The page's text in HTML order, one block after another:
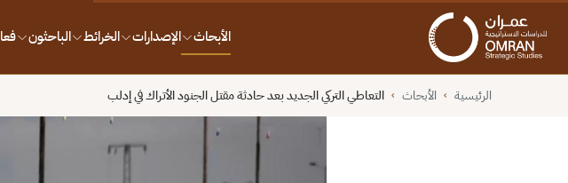
الأبحاث الإصدارات الخرائط الباحثون
الرئيسية › الأبحاث › التعاطي التركي الجديد بعد حادثة مقتل الجنود الأتراك في إدلب